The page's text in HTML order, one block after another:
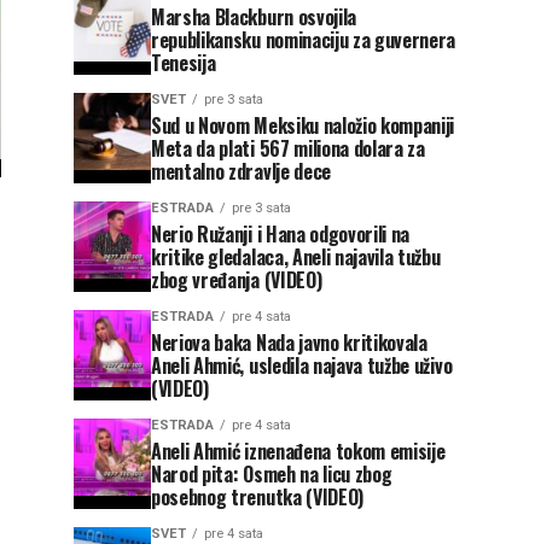
Marsha Blackburn osvojila
republikansku nominaciju za guvernera
Tenesija
SVET pre 3 sata
Sud u Novom Meksiku naložio kompaniji
Meta da plati 567 miliona dolara za
mentalno zdravlje dece
ESTRADA pre 3 sata
Nerio Ružanji i Hana odgovorili na
kritike gledalaca, Aneli najavila tužbu
zbog vređanja (VIDEO)
ESTRADA pre 4 sata
Neriova baka Nada javno kritikovala
Aneli Ahmić, usledila najava tužbe uživo
(VIDEO)
ESTRADA pre 4 sata
Aneli Ahmić iznenađena tokom emisije
Narod pita: Osmeh na licu zbog
posebnog trenutka (VIDEO)
SVET pre 4 sata